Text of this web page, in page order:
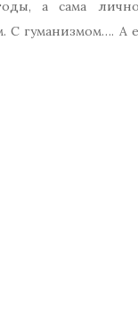
а сама
С гуманизмом….